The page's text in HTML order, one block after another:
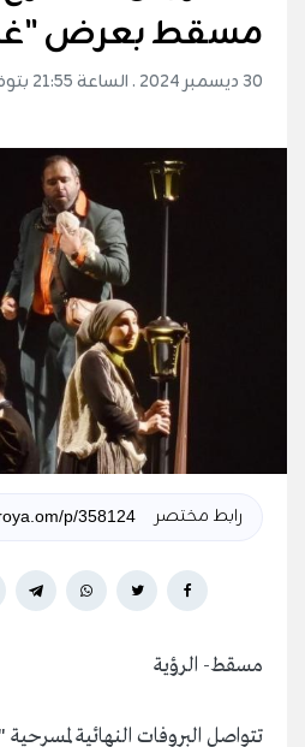
مسقط بعرض
30 ديسمبر 2024 . الساعة 21:55 بتوقيت مسقط
رابط مختصر
مسقط- الرؤية
تتواصل البروفات النهائية